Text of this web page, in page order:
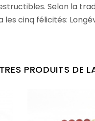
Selon la
cinq félicités:
PRODUITS DE